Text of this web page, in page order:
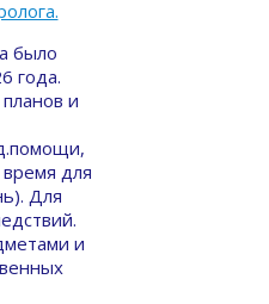
было
года.
и
для
Для
и